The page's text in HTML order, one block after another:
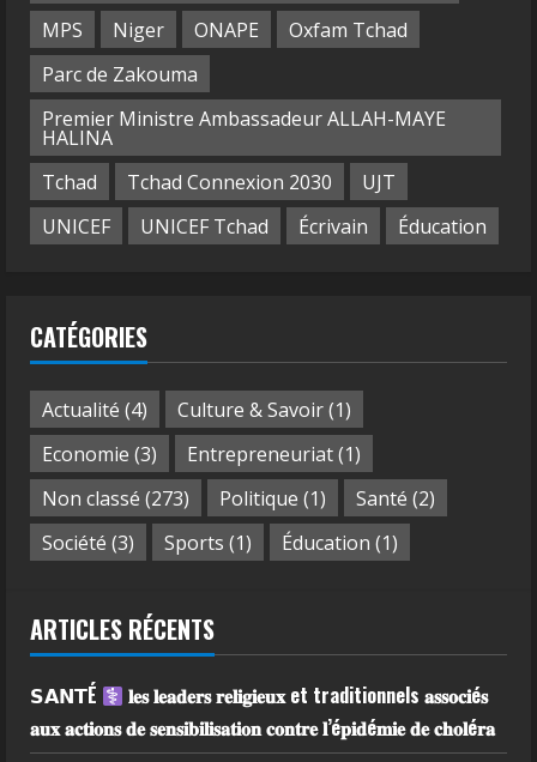
MPS
Niger ONAPE
Oxfam Tchad
Parc de Zakouma
Premier Ministre Ambassadeur ALLAH-MAYE
HALINA
Tchad
Tchad Connexion 2030
UJT
UNICEF
UNICEF Tchad Écrivain Éducation
CATÉGORIES
Actualité (4) Culture & Savoir(1)
Economie (3) Entrepreneuriat(1)
Non classé (273) Politique (1) Santé (2)
Société (3) Sports (1) Éducation (1)
ARTICLES RÉCENTS
𝗦𝗔𝗡𝗧É
𝐥𝐞𝐬 𝐥𝐞𝐚𝐝𝐞𝐫𝐬 𝐫𝐞𝐥𝐢𝐠𝐢𝐞𝐮𝐱 et traditionnels 𝐚𝐬𝐬𝐨𝐜𝐢é𝐬
𝐚𝐮𝐱 𝐚𝐜𝐭𝐢𝐨𝐧𝐬 𝐝𝐞 𝐬𝐞𝐧𝐬𝐢𝐛𝐢𝐥𝐢𝐬𝐚𝐭𝐢𝐨𝐧 𝐜𝐨𝐧𝐭𝐫𝐞 𝐥’é𝐩𝐢𝐝é𝐦𝐢𝐞 𝐝𝐞 𝐜𝐡𝐨𝐥é𝐫𝐚